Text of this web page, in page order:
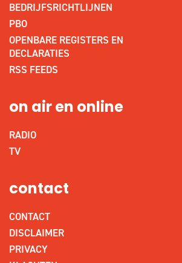
BEDRIJFSRICHTLIJNEN
PBO
OPENBARE REGISTERS EN
DECLARATIES
RSS FEEDS
on air en online
RADIO
TV
contact
CONTACT
DISCLAIMER
PRIVACY